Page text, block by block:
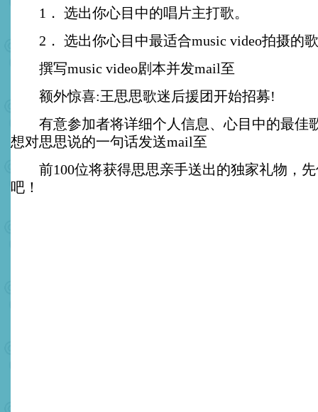
1． 选出你心目中的唱片主打歌。
2． 选出你心目中最适合music video拍摄的
撰写music video剧本并发mail至
额外惊喜:王思思歌迷后援团开始招募!
有意参加者将详细个人信息、心目中的最佳
想对思思说的一句话发送mail至
前100位将获得思思亲手送出的独家礼物，先
吧！